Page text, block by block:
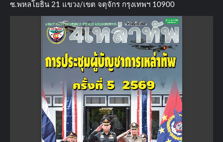
ซ.พหลโยธิน​ 21​ แขวง/เขต​ จตุจักร​ กรุงเทพฯ 10900